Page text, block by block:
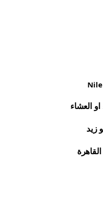
العشاء
زيد